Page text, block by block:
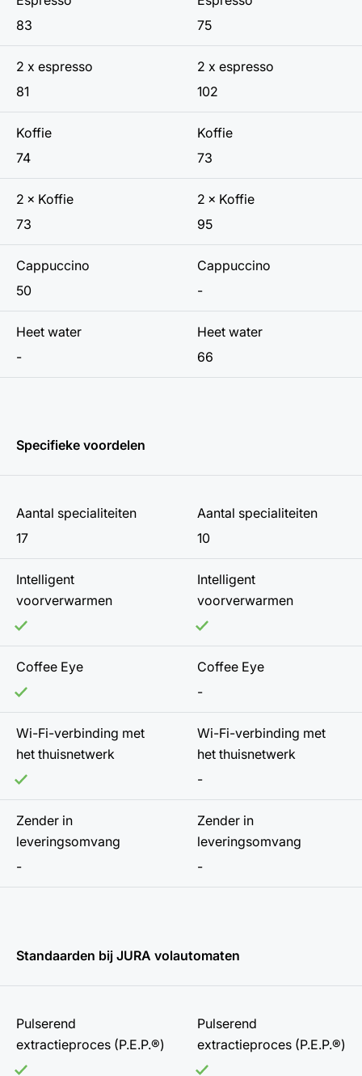
83
75
2 x espresso
81
2 x espresso
102
Koffie
74
Koffie
73
2 × Koffie
73
2 × Koffie
95
Cappuccino
50
Cappuccino
-
Heet water
-
Heet water
66
Specifieke voordelen
Aantal specialiteiten
17
Aantal specialiteiten
10
Intelligent
voorverwarmen
Intelligent
voorverwarmen
Coffee Eye
Coffee Eye
-
Wi-Fi-verbinding met
het thuisnetwerk
Wi-Fi-verbinding met
het thuisnetwerk
-
Zender in
leveringsomvang
-
Zender in
leveringsomvang
-
Standaarden bij JURA volautomaten
Pulserend
extractieproces (P.E.P.®)
Pulserend
extractieproces (P.E.P.®)